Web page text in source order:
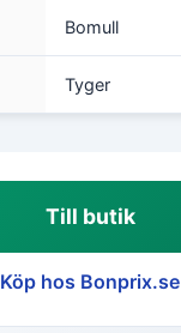
Bomull
Tyger
Till butik
Köp hos Bonprix.se